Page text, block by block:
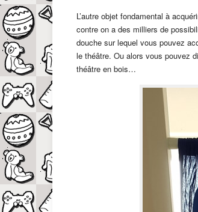
L’autre objet fondamental à
contre on a des milliers de
douche sur lequel vous pouvez
le théâtre. Ou alors vous pouvez
théâtre en bois…